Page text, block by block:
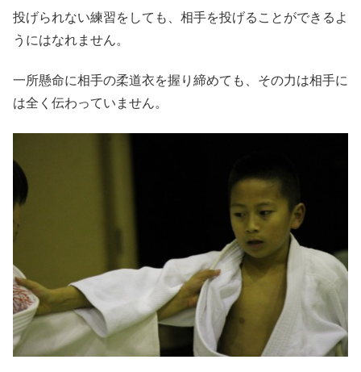
投げられない練習をしても、相手を投げることができるよ
うにはなれません。
一所懸命に相手の柔道衣を握り締めても、その力は相手に
は全く伝わっていません。